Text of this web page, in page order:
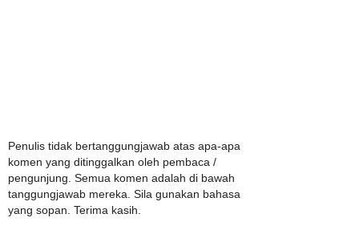
Penulis tidak bertanggungjawab atas apa-apa
komen yang ditinggalkan oleh pembaca /
pengunjung. Semua komen adalah di bawah
tanggungjawab mereka. Sila gunakan bahasa
yang sopan. Terima kasih.